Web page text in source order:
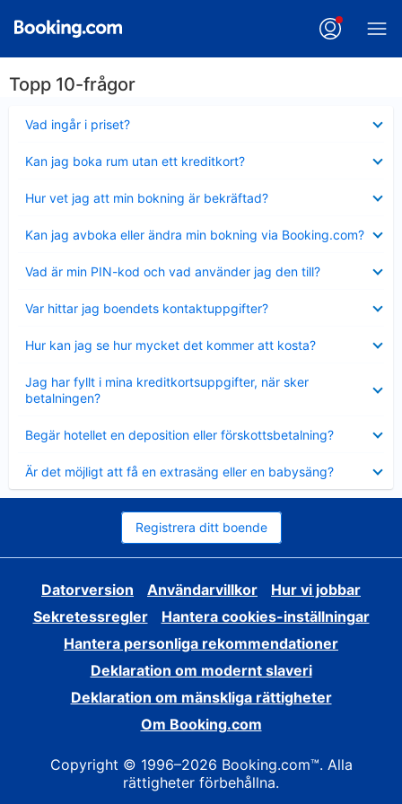
Topp 10-frågor
Vad ingår i priset?
mindre
Kan jag boka rum utan ett kreditkort?
mindre
Hur vet jag att min bokning är bekräftad?
mindre
Kan jag avboka eller ändra min bokning via Booking.com?
mindre
Vad är min PIN-kod och vad använder jag den till?
mindre
Var hittar jag boendets kontaktuppgifter?
mindre
Hur kan jag se hur mycket det kommer att kosta?
mindre
Jag har fyllt i mina kreditkortsuppgifter, när sker
betalningen?
mindre
Begär hotellet en deposition eller förskottsbetalning?
mindre
Är det möjligt att få en extrasäng eller en babysäng?
mindre
Registrera ditt boende
Datorversion Användarvillkor
Hur vi jobbar
Sekretessregler
Hantera cookies-inställningar
Hantera personliga rekommendationer
Deklaration om modernt slaveri
Deklaration om mänskliga rättigheter
Om Booking.com
Copyright © 1996–2026 Booking.com™. Alla
rättigheter förbehållna.